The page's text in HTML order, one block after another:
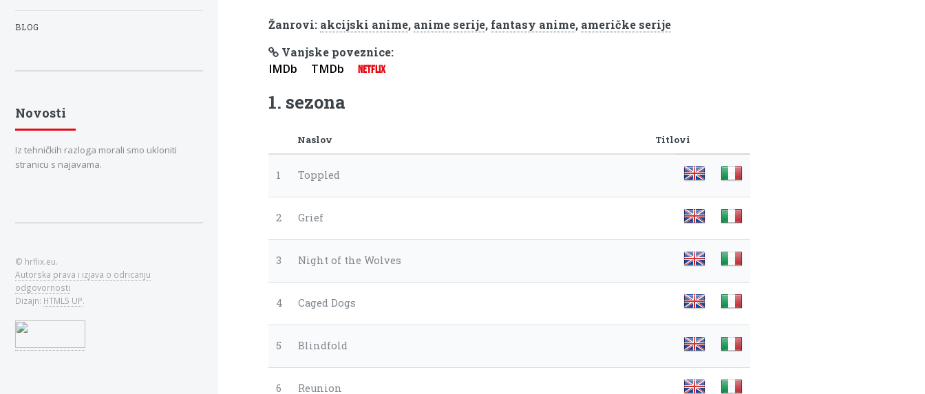
Žanrovi: akcijski anime, anime serije, fantasy anime, američke serije
Vanjske poveznice:
IMDb TMDb NETFLIX
1. sezona
Naslov Titlovi
1 Toppled
2 Grief
3 Night of the Wolves
4 Caged Dogs
5 Blindfold
6 Reunion
BLOG
Novosti
Iz tehničkih razloga morali smo ukloniti
stranicu s najavama.
© hrflix.eu.
Autorska prava i izjava o odricanju
odgovornosti
Dizajn: HTML5 UP.